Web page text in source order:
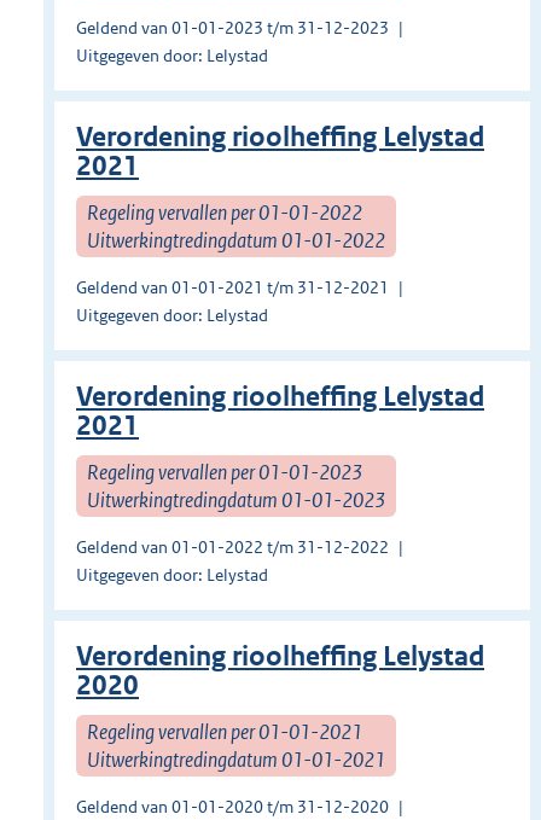
Geldend van 01-01-2023 t/m 31-12-2023
Uitgegeven door: Lelystad
Verordening rioolheffing Lelystad
2021
Regeling vervallen per 01-01-2022
Uitwerkingtredingdatum 01-01-2022
Geldend van 01-01-2021 t/m 31-12-2021
Uitgegeven door: Lelystad
Verordening rioolheffing Lelystad
2021
Regeling vervallen per 01-01-2023
Uitwerkingtredingdatum 01-01-2023
Geldend van 01-01-2022 t/m 31-12-2022
Uitgegeven door: Lelystad
Verordening rioolheffing Lelystad
2020
Regeling vervallen per 01-01-2021
Uitwerkingtredingdatum 01-01-2021
Geldend van 01-01-2020 t/m 31-12-2020